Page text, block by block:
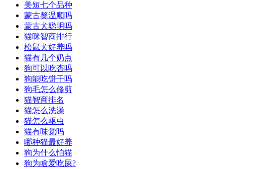
美短七个品种
蒙古獒温顺吗
蒙古犬聪明吗
猫咪智商排行
松鼠犬好养吗
猫有几个奶点
狗可以吃杏吗
狗能吃饼干吗
狗毛怎么修剪
猫智商排名
猫怎么洗澡
猫怎么驱虫
猫有味觉吗
哪种猫最好养
狗为什么怕猫
狗为啥爱吃屎?